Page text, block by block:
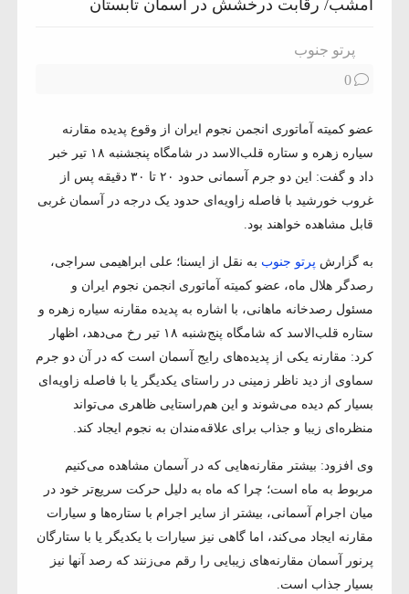
امشب/ رقابت درخشش در آسمان تابستان
پرتو جنوب
0
عضو کمیته آماتوری انجمن نجوم ایران از وقوع پدیده مقارنه
سیاره زهره و ستاره قلب‌الاسد در شامگاه پنجشنبه ۱۸ تیر خبر
داد و گفت: این دو جرم آسمانی حدود ۲۰ تا ۳۰ دقیقه پس از
غروب خورشید با فاصله زاویه‌ای حدود یک درجه در آسمان غربی
قابل مشاهده خواهند بود.
به گزارش پرتو جنوب به نقل از ایسنا؛ علی ابراهیمی سراجی،
رصدگر هلال ماه، عضو کمیته آماتوری انجمن نجوم ایران و
مسئول رصدخانه ماهانی، با اشاره به پدیده مقارنه سیاره زهره و
ستاره قلب‌الاسد که شامگاه پنج‌شنبه ۱۸ تیر رخ می‌دهد، اظهار
کرد: مقارنه یکی از پدیده‌های رایج آسمان است که در آن دو جرم
سماوی از دید ناظر زمینی در راستای یکدیگر یا با فاصله زاویه‌ای
بسیار کم دیده می‌شوند و این هم‌راستایی ظاهری می‌تواند
منظره‌ای زیبا و جذاب برای علاقه‌مندان به نجوم ایجاد کند.
وی افزود: بیشتر مقارنه‌هایی که در آسمان مشاهده می‌کنیم
مربوط به ماه است؛ چرا که ماه به دلیل حرکت سریع‌تر خود در
میان اجرام آسمانی، بیشتر از سایر اجرام با ستاره‌ها و سیارات
مقارنه ایجاد می‌کند، اما گاهی نیز سیارات با یکدیگر یا با ستارگان
پرنور آسمان مقارنه‌های زیبایی را رقم می‌زنند که رصد آنها نیز
بسیار جذاب است.